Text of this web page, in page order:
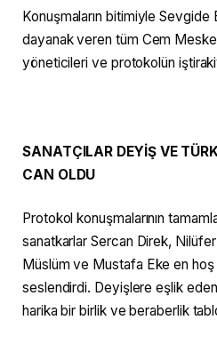
Konuşmaların bitimiyle Sevgide
dayanak veren tüm Cem
yöneticileri ve protokolün
SANATÇILAR DEYİŞ VE
CAN OLDU
Protokol konuşmalarının
sanatkarlar Sercan Direk, Nilüfer
Müslüm ve Mustafa Eke en
seslendirdi. Deyişlere eşlik
harika bir birlik ve beraberlik